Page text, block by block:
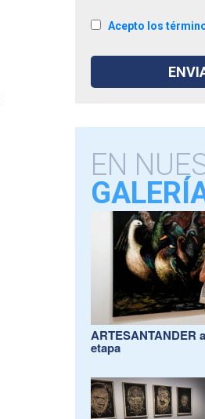
Acepto los
EN
ARTESANTANDER
etapa